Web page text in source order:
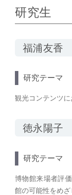
研究生
福浦友香
研究テーマ
観光コンテンツ
徳永陽子
研究テーマ
博物館来場者評
館の可能性をめざ